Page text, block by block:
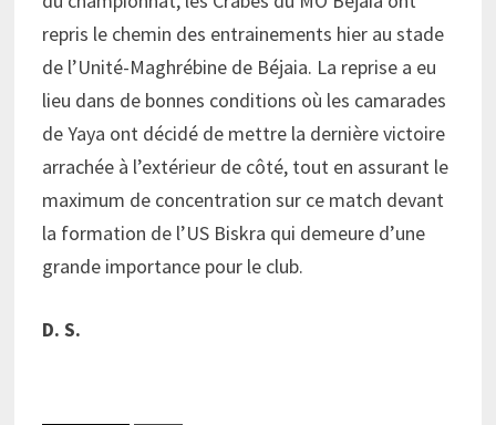
repris le chemin des entrainements hier au stade
de l’Unité-Maghrébine de Béjaia. La reprise a eu
lieu dans de bonnes conditions où les camarades
de Yaya ont décidé de mettre la dernière victoire
arrachée à l’extérieur de côté, tout en assurant le
maximum de concentration sur ce match devant
la formation de l’US Biskra qui demeure d’une
grande importance pour le club.
D. S.